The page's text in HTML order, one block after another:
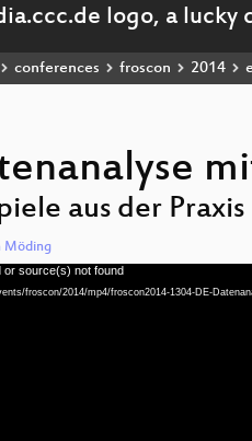
conferences froscon 2014
aus der Praxis
Möding
or source(s) not found
froscon/2014/mp4/froscon2014-1304-DE-